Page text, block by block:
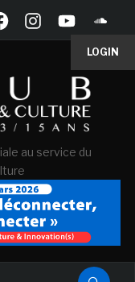
LOGIN
au service du